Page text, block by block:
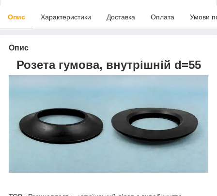
Опис Характеристики Доставка Оплата Умови
Опис
Розета гумова, внутрішній d=55